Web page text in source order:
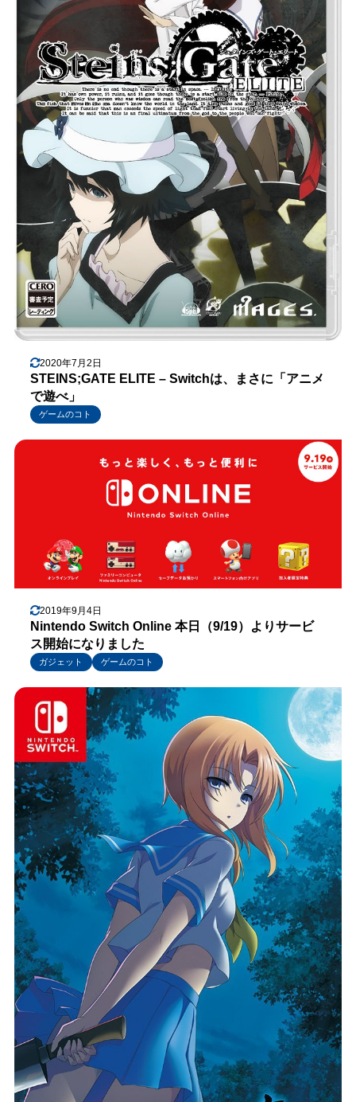
2020年7月2日
STEINS;GATE ELITE – Switchは、まさに「アニメ
で遊べ」
ゲームのコト
2019年9月4日
Nintendo Switch Online 本日（9/19）よりサービ
ス開始になりました
ガジェット ゲームのコト